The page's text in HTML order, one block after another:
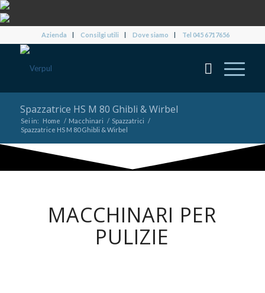
Azienda Consilgi utili Dove siamo Tel 045 6717656
Spazzatrice HS M 80 Ghibli & Wirbel
Sei in: Home / Macchinari / Spazzatrici /
Spazzatrice HS M 80 Ghibli & Wirbel
MACCHINARI PER
PULIZIE